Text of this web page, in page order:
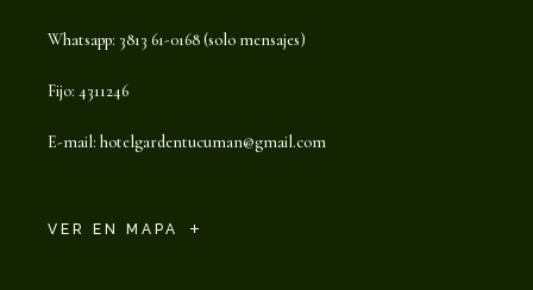
Whatsapp: 3813 61-0168 (solo mensajes)
Fijo: 4311246
E-mail: hotelgardentucuman@gmail.com
VER EN MAPA